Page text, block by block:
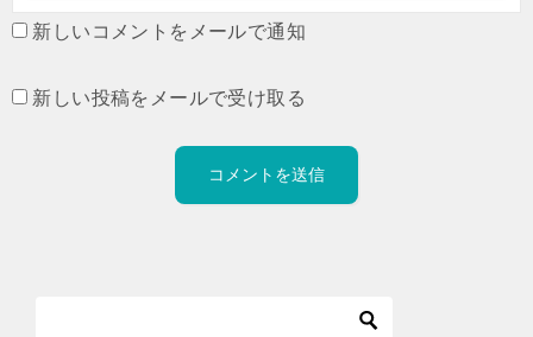
新しいコメントをメールで通知
新しい投稿をメールで受け取る